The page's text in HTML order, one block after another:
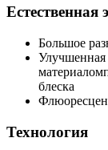
Естественная
Большое
Улучшенная
блеска
Технология